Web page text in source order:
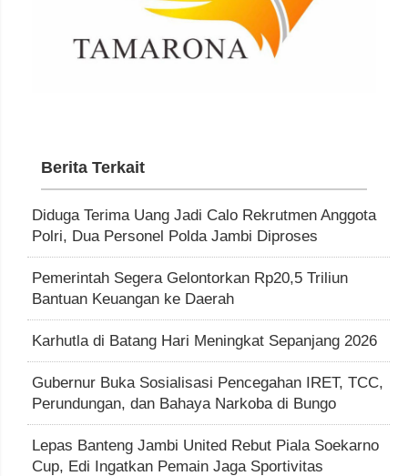
Berita Terkait
Diduga Terima Uang Jadi Calo Rekrutmen Anggota
Polri, Dua Personel Polda Jambi Diproses
Pemerintah Segera Gelontorkan Rp20,5 Triliun
Bantuan Keuangan ke Daerah
Karhutla di Batang Hari Meningkat Sepanjang 2026
Gubernur Buka Sosialisasi Pencegahan IRET, TCC,
Perundungan, dan Bahaya Narkoba di Bungo
Lepas Banteng Jambi United Rebut Piala Soekarno
Cup, Edi Ingatkan Pemain Jaga Sportivitas